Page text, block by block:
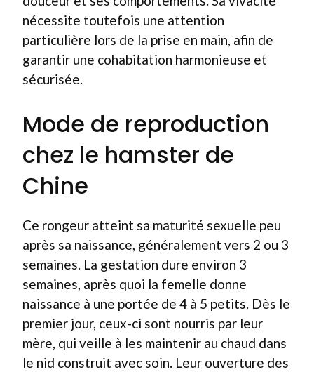
nécessite toutefois une attention
particulière lors de la prise en main, afin de
garantir une cohabitation harmonieuse et
sécurisée.
Mode de reproduction
chez le hamster de
Chine
Ce rongeur atteint sa maturité sexuelle peu
après sa naissance, généralement vers 2 ou 3
semaines. La gestation dure environ 3
semaines, après quoi la femelle donne
naissance à une portée de 4 à 5 petits. Dès le
premier jour, ceux-ci sont nourris par leur
mère, qui veille à les maintenir au chaud dans
le nid construit avec soin. Leur ouverture des